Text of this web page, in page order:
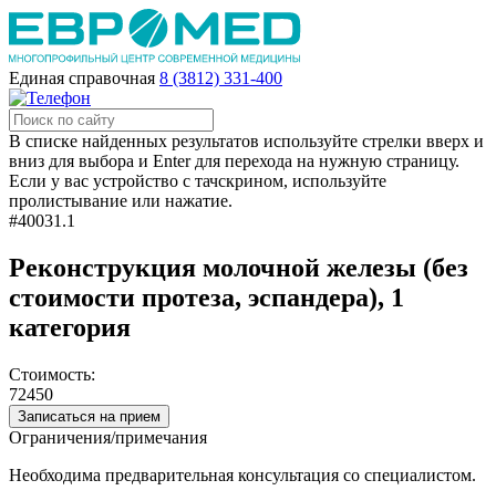
Единая справочная 8 (3812) 331-400
В списке найденных результатов используйте стрелки вверх и
вниз для выбора и Enter для перехода на нужную страницу.
Если у вас устройство с тачскрином, используйте
пролистывание или нажатие.
#40031.1
Реконструкция молочной железы (без
стоимости протеза, эспандера), 1
категория
Стоимость:
72450
Записаться на прием
Ограничения/примечания
Необходима предварительная консультация со специалистом.